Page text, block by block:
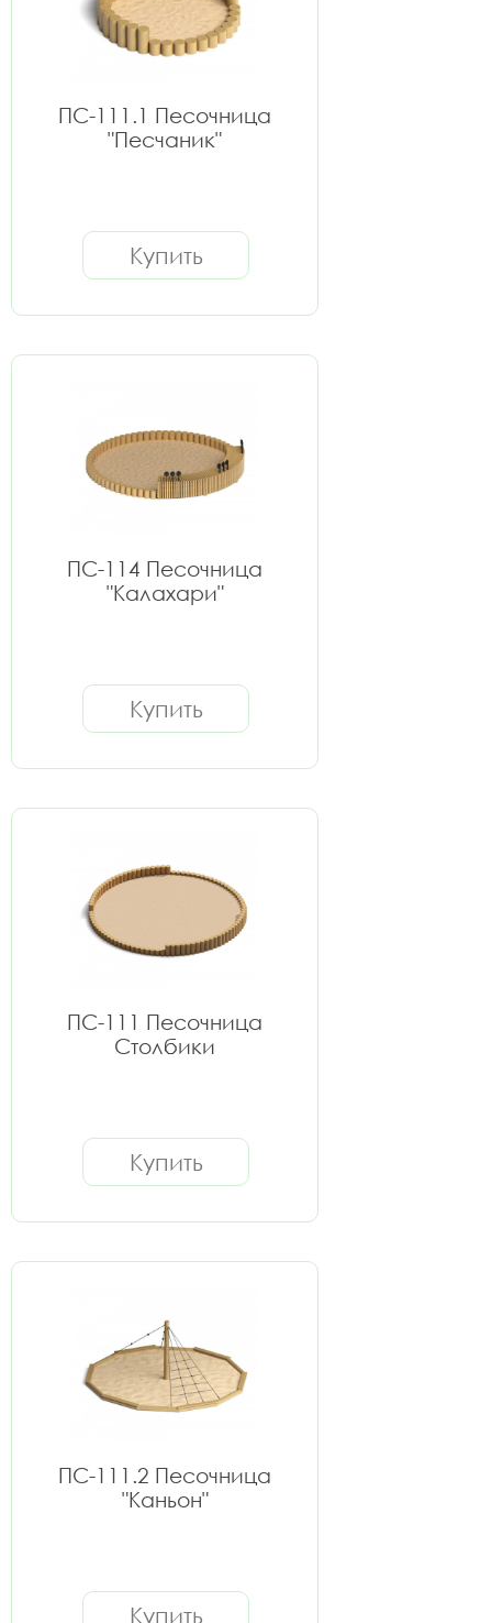
ПС-111.1 Песочница
"Песчаник"
Купить
ПС-114 Песочница
"Калахари"
Купить
ПС-111 Песочница
Столбики
Купить
ПС-111.2 Песочница
"Каньон"
Купить